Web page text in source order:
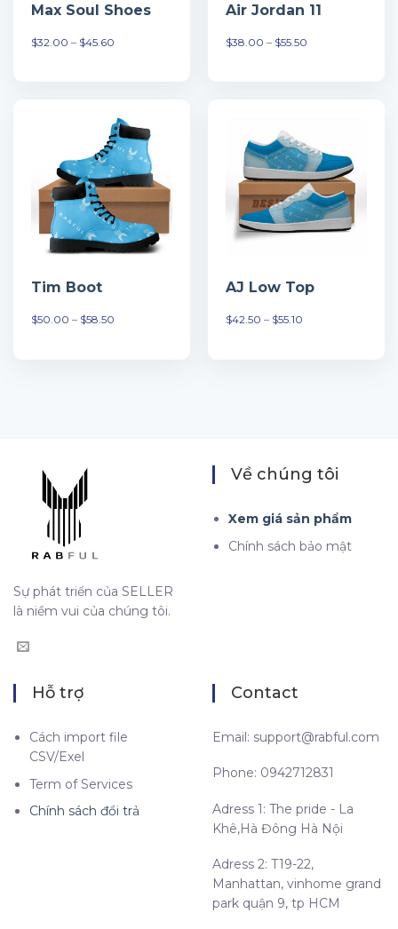
Max Soul Shoes
$32.00 – $45.60Khoảng
giá:
Air Jordan 11
$38.00 – $55.50Khoảng
giá:
Tim Boot
$50.00 – $58.50Khoảng
giá:
AJ Low Top
$42.50 – $55.10Khoảng
giá:
Sự phát triển của SELLER
là niềm vui của chúng tôi.
Về chúng tôi
Xem giá sản phẩm
Chính sách bảo mật
Hỗ trợ
Cách import file
CSV/Exel
Term of Services
Chính sách đổi trả
Contact
Email: support@rabful.com
Phone: 0942712831
Adress 1: The pride - La
Khê,Hà Đông Hà Nội
Adress 2: T19-22,
Manhattan, vinhome grand
park quận 9, tp HCM